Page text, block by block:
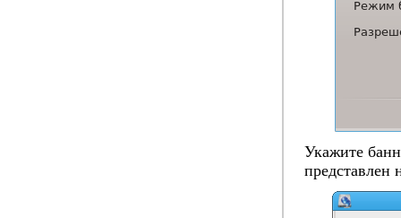
Укажите
представлен